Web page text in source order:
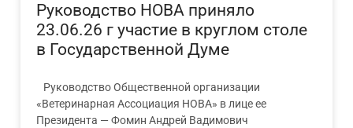
Руководство НОВА приняло
23.06.26 г участие в круглом столе
в Государственной Думе
Руководство Общественной организации
«Ветеринарная Ассоциация НОВА» в лице ее
Президента — Фомин Андрей Вадимович